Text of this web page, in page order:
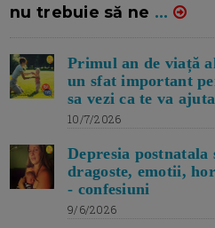
nu trebuie să ne ...
Primul an de viață
un sfat important
sa vezi ca te va ajuta
10/7/2026
Depresia
dragoste, emotii,
- confesiuni
9/6/2026